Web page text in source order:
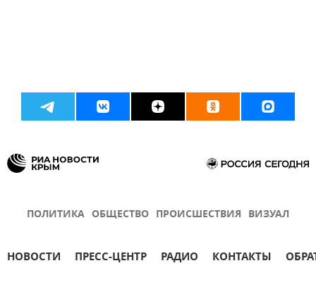
ПОЛИТИКА ОБЩЕСТВО ПРОИСШЕСТВИЯ ВИЗУАЛ
НОВОСТИ ПРЕСС-ЦЕНТР РАДИО КОНТАКТЫ